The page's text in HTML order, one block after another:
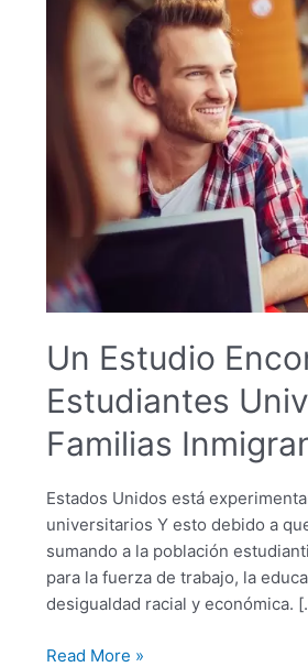
Un Estudio
Estudiantes
Familias
Estados Unidos está
universitarios Y esto debido a
sumando a la población
para la fuerza de trabajo, la
desigualdad racial y económica.
Encontró
que
Estudiantes
Universitarios
Pertenecen
Familias
Inmigrantes
Read More »